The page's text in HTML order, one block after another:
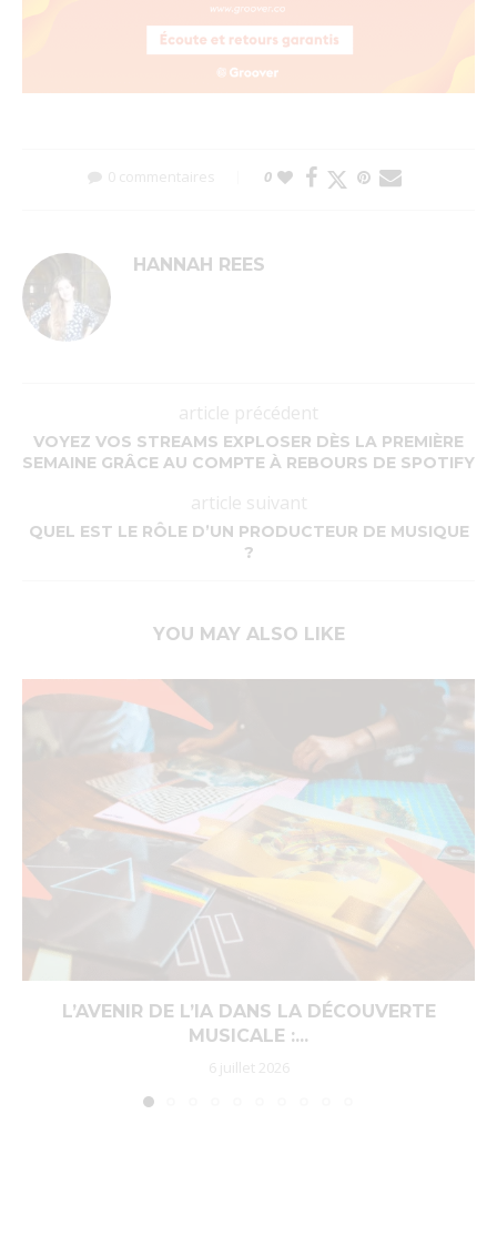
0 commentaires 0
HANNAH REES
article précédent
VOYEZ VOS STREAMS EXPLOSER DÈS LA PREMIÈRE
SEMAINE GRÂCE AU COMPTE À REBOURS DE SPOTIFY
article suivant
QUEL EST LE RÔLE D’UN PRODUCTEUR DE MUSIQUE
?
YOU MAY ALSO LIKE
L’AVENIR DE L’IA DANS LA DÉCOUVERTE
MUSICALE :...
6 juillet 2026